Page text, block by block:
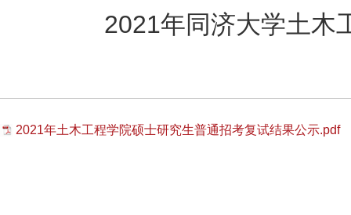
2021年同济大学土木
2021年土木工程学院硕士研究生普通招考复试结果公示.pdf